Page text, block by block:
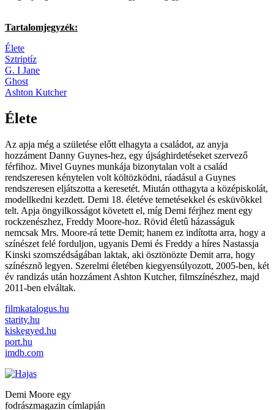
Tartalomjegyzék:
Élete
Sztriptíz
G. I Jane
Ghost
Ashton Kutcher
Élete
Az apja még a születése előtt elhagyta a családot, az anyja
hozzáment Danny Guynes-hez, egy újsághirdetéseket szervező
férfihoz. Mivel Guynes munkája bizonytalan volt a család
rendszeresen kénytelen volt költözködni, ráadásul a Guynes
rendszeresen eljátszotta a keresetét. Miután otthagyta a középiskolát,
modellkedni kezdett. Demi 18. életéve temetésekkel és esküvõkkel
telt. Apja öngyilkosságot követett el, míg Demi férjhez ment egy
rockzenészhez, Freddy Moore-hoz. Rövid életû házasságuk
nemcsak Mrs. Moore-rá tette Demit; hanem ez indította arra, hogy a
színészet felé forduljon, ugyanis Demi és Freddy a híres Nastassja
Kinski szomszédságában laktak, aki ösztönözte Demit arra, hogy
színésznõ legyen. Szerelmi életében kiegyensúlyozott, 2005-ben, két
év randizás után hozzáment Ashton Kutcher, filmszínészhez, majd
2011-ben elváltak.
filmkatalogus.hu
starity.hu
kiskegyed.hu
port.hu
imdb.com
Demi Moore egy
fodrászmagazin címlapján